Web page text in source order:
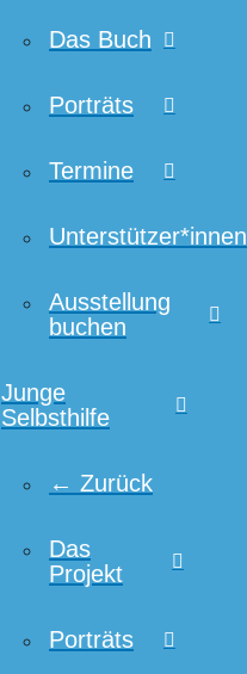
Das Buch
Porträts
Termine
Unterstützer*innen
Ausstellung
buchen
Junge
Selbsthilfe
← Zurück
Das
Projekt
Porträts